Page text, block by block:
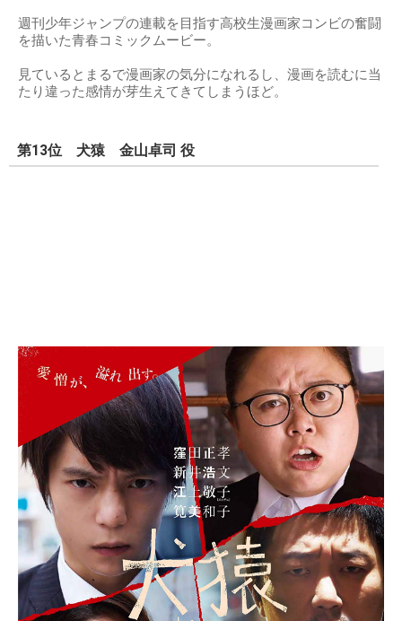
週刊少年ジャンプの連載を目指す高校生漫画家コンビの奮闘
を描いた青春コミックムービー。
見ているとまるで漫画家の気分になれるし、漫画を読むに当
たり違った感情が芽生えてきてしまうほど。
第13位 犬猿 金山卓司 役